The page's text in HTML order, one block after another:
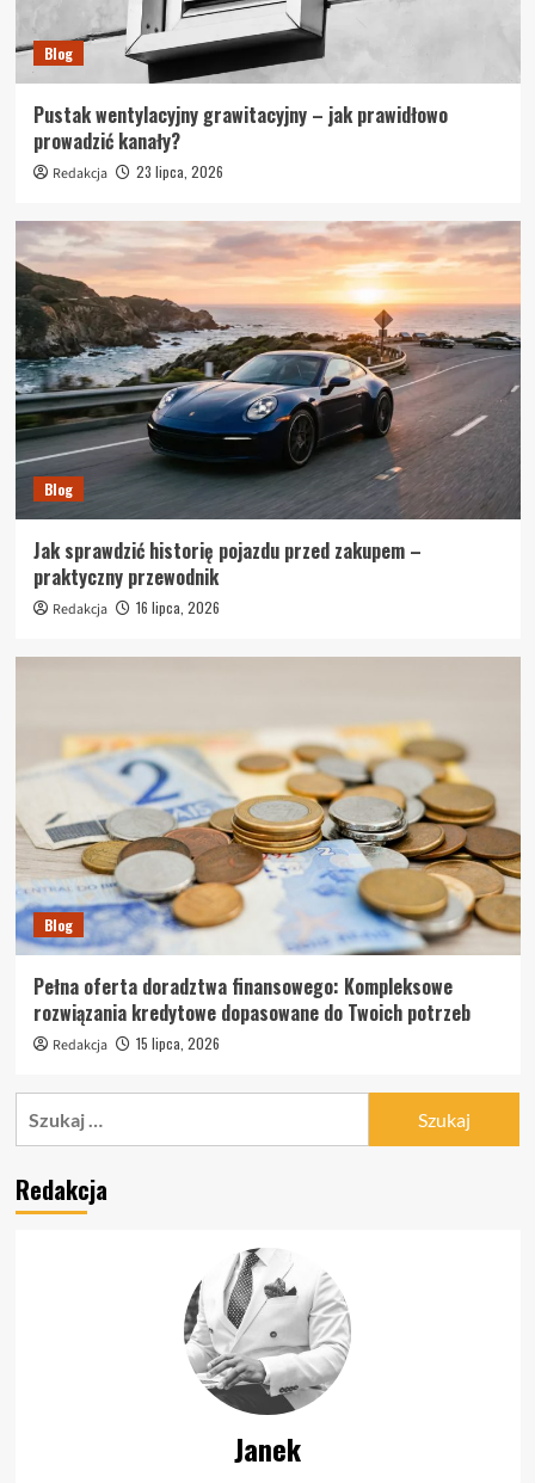
Blog
Pustak wentylacyjny grawitacyjny – jak prawidłowo
prowadzić kanały?
Redakcja 23 lipca, 2026
Blog
Jak sprawdzić historię pojazdu przed zakupem –
praktyczny przewodnik
Redakcja 16 lipca, 2026
Blog
Pełna oferta doradztwa finansowego: Kompleksowe
rozwiązania kredytowe dopasowane do Twoich potrzeb
Redakcja 15 lipca, 2026
Redakcja
Janek